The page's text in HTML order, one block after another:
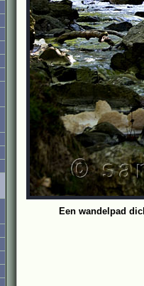
Een wandelpad